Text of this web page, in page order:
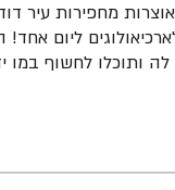
מחפירות עיר
ליום אחד!
לה ותוכלו לחשוף במו